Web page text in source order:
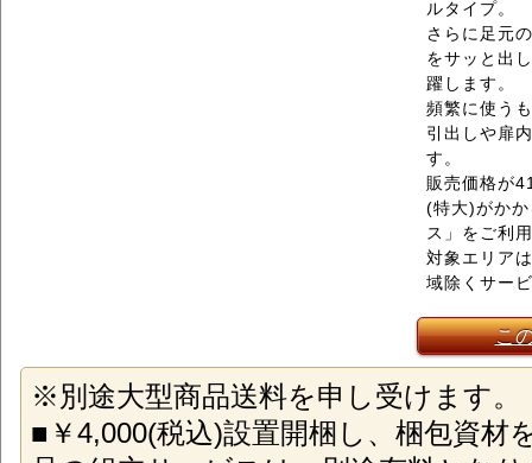
ルタイプ。
さらに足元
をサッと出
躍します。
頻繁に使う
引出しや扉
す。
販売価格が
(特大)がか
ス」をご利
対象エリア
域除くサー
こ
※別途大型商品送料を申し受けます。
■￥4,000(税込)設置開梱し、梱包資